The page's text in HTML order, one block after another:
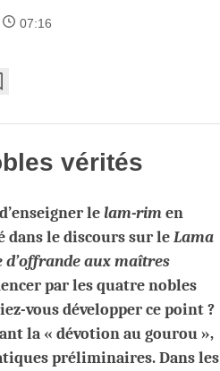
07:16
vérités
lelam-rimen
dans le discours sur leLama
d’offrande aux maîtres
par les quatre nobles
vous développer ce point ?
la « dévotion au gourou »,
préliminaires. Dans les